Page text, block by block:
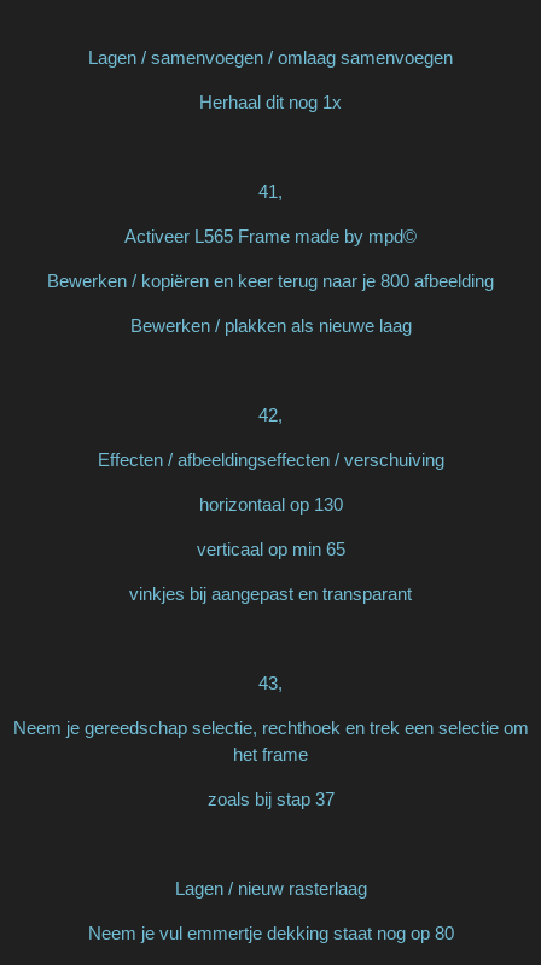
Lagen / samenvoegen / omlaag samenvoegen
Herhaal dit nog 1x
41,
Activeer L565 Frame made by mpd©
Bewerken / kopiëren en keer terug naar je 800 afbeelding
Bewerken / plakken als nieuwe laag
42,
Effecten / afbeeldingseffecten / verschuiving
horizontaal op 130
verticaal op min 65
vinkjes bij aangepast en transparant
43,
Neem je gereedschap selectie, rechthoek en trek een selectie om
het frame
zoals bij stap 37
Lagen / nieuw rasterlaag
Neem je vul emmertje dekking staat nog op 80